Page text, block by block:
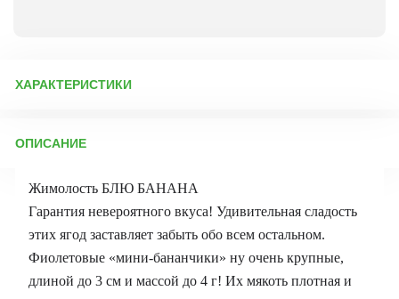
ХАРАКТЕРИСТИКИ
Бренд товара:
Срок отправки:Осень 2026
ОПИСАНИЕ
Жимолость БЛЮ БАНАНА
Гарантия невероятного вкуса! Удивительная сладость
этих ягод заставляет забыть обо всем остальном.
Фиолетовые «мини-бананчики» ну очень крупные,
длиной до 3 см и массой до 4 г! Их мякоть плотная и